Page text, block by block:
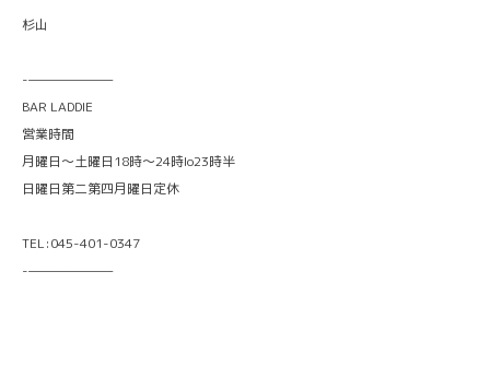
杉山
-———————
BAR LADDIE
営業時間
月曜日〜土曜日18時〜24時lo23時半
日曜日第二第四月曜日定休
TEL:045-401-0347
-———————